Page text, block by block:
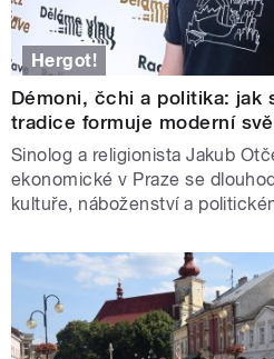
Hergot!
Démoni, čchi a politika: jak
tradice formuje moderní
Sinolog a religionista Jakub
ekonomické v Praze se
kultuře, náboženství a